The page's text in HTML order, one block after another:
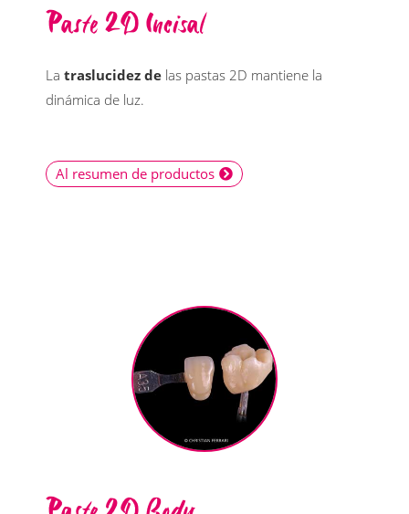
Paste 2D Incisal
La traslucidez de las pastas 2D mantiene la
dinámica de luz.
Al resumen de productos